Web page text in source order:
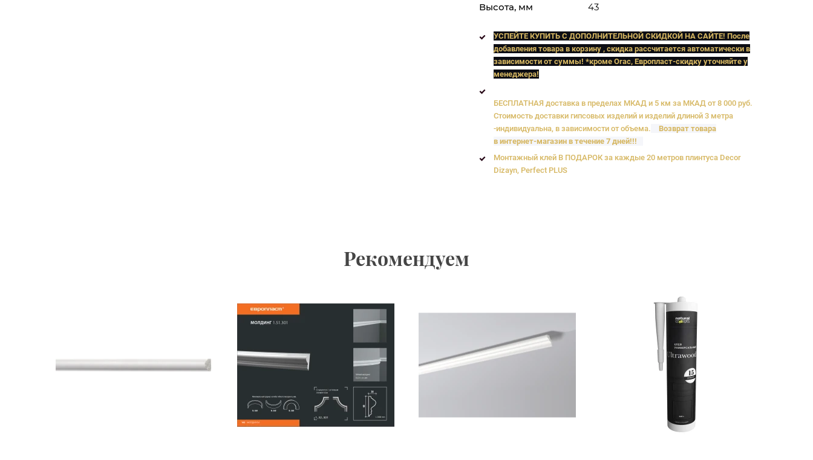
Высота, мм
43
УСПЕЙТЕ КУПИТЬ C ДОПОЛНИТЕЛЬНОЙ СКИДКОЙ НА САЙТЕ! После
добавления товара в корзину , скидка рассчитается автоматически в
зависимости от суммы! *кроме Orac, Европласт-скидку уточняйте у
менеджера!
БЕСПЛАТНАЯ доставка в пределах МКАД и 5 км за МКАД от 8 000 руб.
Стоимость доставки гипсовых изделий и изделий длиной 3 метра
-индивидуальна, в зависимости от объема.
Возврат товара
в интернет-магазин в течение 7 дней!!!
Монтажный клей В ПОДАРОК за каждые 20 метров плинтуса Decor
Dizayn, Perfect PLUS
Рекомендуем